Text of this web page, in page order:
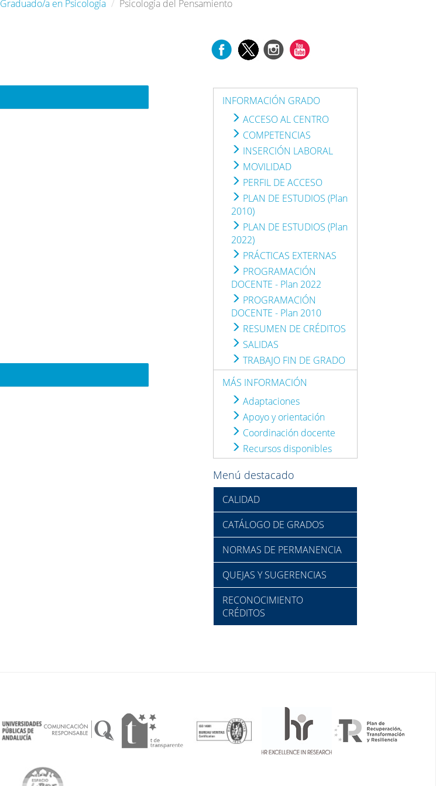
Graduado/a en Psicología Psicología del Pensamiento
INFORMACIÓN GRADO
ACCESO AL CENTRO
COMPETENCIAS
INSERCIÓN LABORAL
MOVILIDAD
PERFIL DE ACCESO
PLAN DE ESTUDIOS (Plan
2010)
PLAN DE ESTUDIOS (Plan
2022)
PRÁCTICAS EXTERNAS
PROGRAMACIÓN
DOCENTE - Plan 2022
PROGRAMACIÓN
DOCENTE - Plan 2010
RESUMEN DE CRÉDITOS
SALIDAS
TRABAJO FIN DE GRADO
MÁS INFORMACIÓN
Adaptaciones
Apoyo y orientación
Coordinación docente
Recursos disponibles
Menú destacado
CALIDAD
CATÁLOGO DE GRADOS
NORMAS DE PERMANENCIA
QUEJAS Y SUGERENCIAS
RECONOCIMIENTO
CRÉDITOS